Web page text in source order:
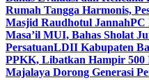
Rumah Tangga Harmonis,
Masjid Raudhotul JannahPC
Masa’il MUI, Bahas Sholat
PersatuanLDII Kabupaten
PPKK, Libatkan Hampir
Majalaya Dorong Generasi